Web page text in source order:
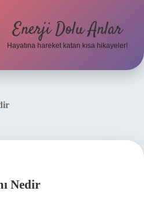
Enerji Dolu Anlar
Hayatına hareket katan kısa hikayeler!
Nedir